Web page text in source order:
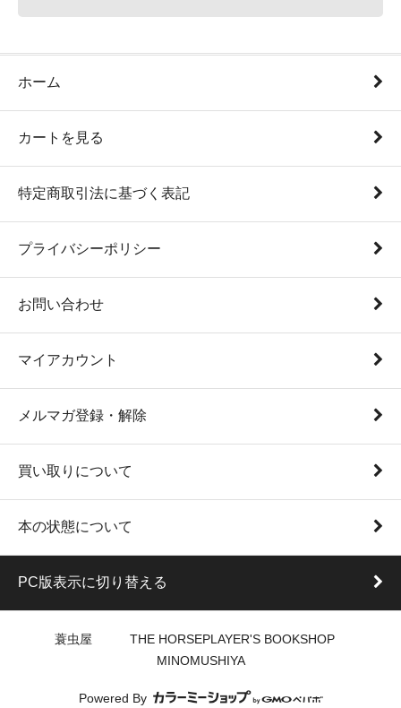
ホーム
カートを見る
特定商取引法に基づく表記
プライバシーポリシー
お問い合わせ
マイアカウント
メルマガ登録・解除
買い取りについて
本の状態について
PC版表示に切り替える
蓑虫屋 THE HORSEPLAYER'S BOOKSHOP
MINOMUSHIYA
Powered By